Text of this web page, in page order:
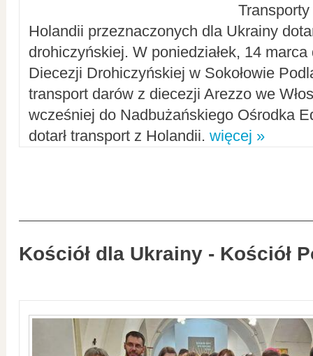
Holandii przeznaczonych dla Ukrainy
drohiczyńskiej. W poniedziałek, 14
Diecezji Drohiczyńskiej w Sokołowie
transport darów z diecezji Arezzo we
wcześniej do Nadbużańskiego Ośrodka
dotarł transport z Holandii. więcej »
Kościół dla Ukrainy - Kościół